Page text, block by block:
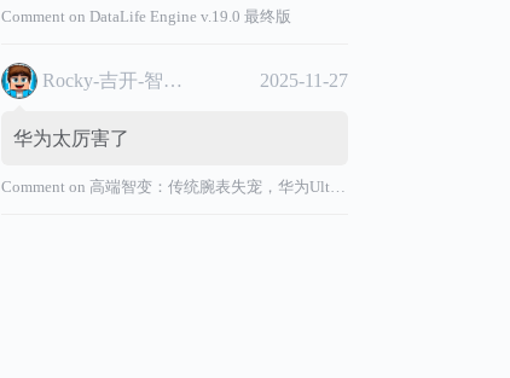
Comment onDataLife Engine v.19.0 最终版
Rocky-吉开-智能汽车 2025-11-27
华为太厉害了
Comment on高端智变：传统腕表失宠，华为Ultimate系列“价值超车”